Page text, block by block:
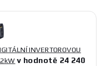
INVERTOROVOU
v hodnotě 24 240